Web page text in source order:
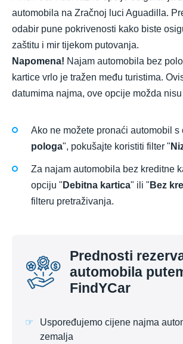
automobila na Zračnoj luci Aguadilla.
odabir pune pokrivenosti kako biste
zaštitu i mir tijekom putovanja.
Napomena! Najam automobila bez
kartice vrlo je tražen među turistima.
datumima najma, ove opcije možda
Ako ne možete pronaći automobil s
pologa", pokušajte koristiti filter "
Za najam automobila bez kreditne
opciju " Debitna kartica" ili " Bez
filteru pretraživanja.
Prednosti
automobila
FindYCar
Uspoređujemo cijene najma
zemalja